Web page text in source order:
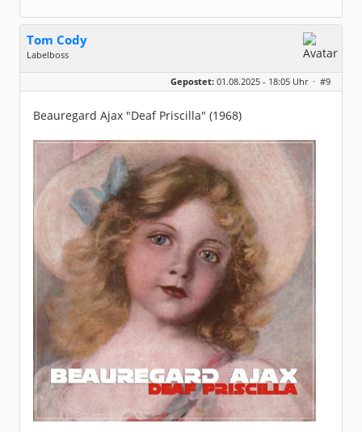
Tom Cody
Labelboss
Geschlecht:
Alter:
70
Dabei seit:
11 / 2006
Gepostet: 01.08.2025 - 18:05 Uhr · #9
Beauregard Ajax "Deaf Priscilla" (1968)